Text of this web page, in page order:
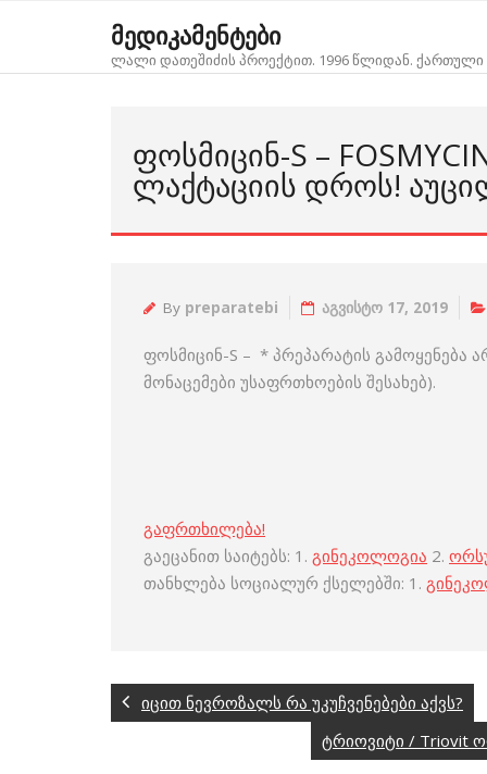
მედიკამენტები
ლალი დათეშიძის პროექტით. 1996 წლიდან. ქართული
ᲤᲝᲡᲛᲘᲪᲘᲜ-S –
ᲚᲐᲥᲢᲐᲪᲘᲘᲡ ᲓᲠᲝᲡ!
By preparatebi აგვისტო 17, 2019
ფოსმიცინ-S – * პრეპარატის
მონაცემები უსაფრთხოების შესახებ).
გაფრთხილება!
გაეცანით საიტებს: 1. გინეკოლოგია 2.
თანხლება სოციალურ ქსელებში: 1.
იცით ნევროზალს რა უკუჩვენებები აქვს?
ტრიოვიტი / Triovit